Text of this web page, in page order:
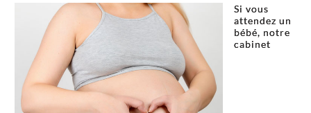
Si vous
attendez un
bébé, notre
cabinet